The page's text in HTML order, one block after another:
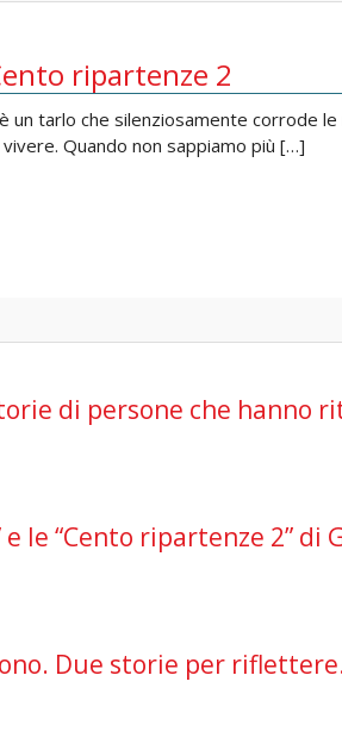
ripartenze 2
un tarlo che silenziosamente corrode
Quando non sappiamo più […]
di persone che hanno
le “Cento ripartenze 2” di
Due storie per